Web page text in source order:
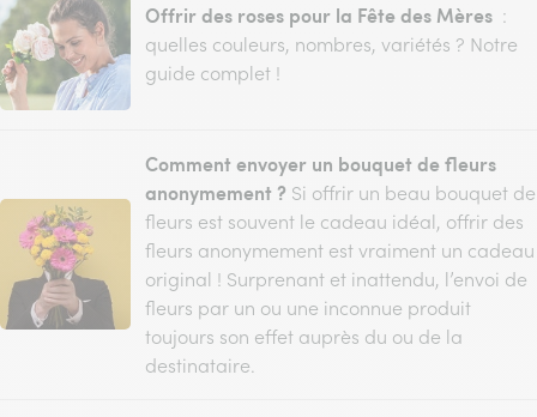
Offrir des roses pour la Fête des Mères :
quelles couleurs, nombres, variétés ? Notre
guide complet !
Comment envoyer un bouquet de fleurs
anonymement ? Si offrir un beau bouquet de
fleurs est souvent le cadeau idéal, offrir des
fleurs anonymement est vraiment un cadeau
original ! Surprenant et inattendu, l’envoi de
fleurs par un ou une inconnue produit
toujours son effet auprès du ou de la
destinataire.